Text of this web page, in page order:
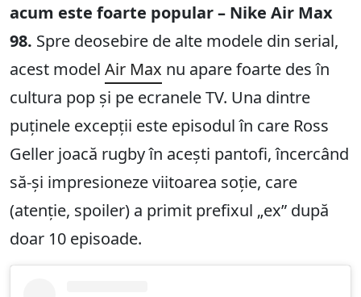
acum este foarte popular – Nike Air Max
98. Spre deosebire de alte modele din serial,
acest model Air Max nu apare foarte des în
cultura pop și pe ecranele TV. Una dintre
puținele excepții este episodul în care Ross
Geller joacă rugby în acești pantofi, încercând
să-și impresioneze viitoarea soție, care
(atenție, spoiler) a primit prefixul „ex” după
doar 10 episoade.